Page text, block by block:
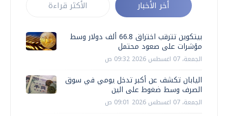
أخر الأخبار الأكثر قراءة
بيتكوين تترقب اختراق 66.8 ألف دولار وسط
مؤشرات على صعود محتمل
الجمعة، 07 اغسطس 2026 09:32 ص
اليابان تكشف عن أكبر تدخل يومي في سوق
الصرف وسط ضغوط على الين
الجمعة، 07 اغسطس 2026 09:01 ص